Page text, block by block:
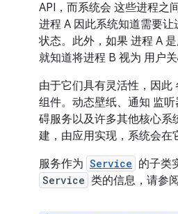
API，而系统会 这些进程之
进程 A 因此系统知道需要
状态。此外，如果 进程 A
就知道将进程 B 视为 用户
由于它们具有灵活性，因此
组件。动态壁纸、通知 监
碍服务以及许多其他核心系
建，由应用实现，系统会在
服务作为 Service 的子类
Service 类的信息，请参阅